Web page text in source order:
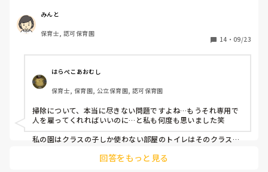
するにあたって借り上げ社宅を使いたいのですが(私は今一
人暮らしで単身ですでに借り上げ社宅を使っています)
これから同居になるとか、同居でも社宅を使いたいとか、入
しまおうかなとか思い始めました。。
保育士という仕事は好きだと思ってやっていましたが、結局
どこもこういった人間関係がついてくるのでしょうか？仕事
はよくても、こんなに毎日ビクビクするならもうやりたくな
い。。
誰に相談したらいいかもわかりません。
今の園は株式会社のいくつも園があるところなので、異動と
ます。
自分の体調や精神的にくることを無理してやるなら別の仕事を
した方がマシですから。
…といっても私はとりあえずいろんな園をあたっていってもう
きしたいです。
トイレ掃除は、どなたがされていますか？
今までの園では、園長や主任以外の保育士ほぼ全員が順番に
日替わりでローテーションされ、"トイレ掃除当番"として、
回ってきた人がやるという決まりでした。
しかし、現職場では、前までは前園と同じように全員で回し
ていたのに、ある日突然、お局先生（シフトを組むのや、ト
イレ掃除当番の順番を決めるのを任されている役職無し保育
士）に
先生、育休上がりで戻ってきたばかりの先生の計4名で回し
みんと
保育士, 認可保育園
14 ・ 09/23
はらぺこあおむし
保育士, 保育園, 公立保育園, 認可保育園
掃除について、本当に尽きない問題ですよね…もうそれ専用で
人を雇ってくれればいいのに…と私も何度も思いました笑
私の園はクラスの子しか使わない部屋のトイレはそのクラスの
イレなどは園長主任も含む全員で当番制です。
回答をもっと見る